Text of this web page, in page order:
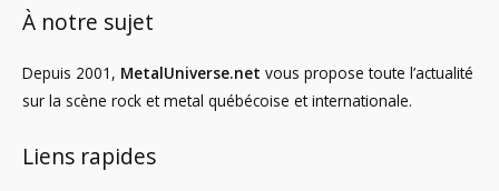
À notre sujet
Depuis 2001, MetalUniverse.net vous propose toute l’actualité
sur la scène rock et metal québécoise et internationale.
Liens rapides